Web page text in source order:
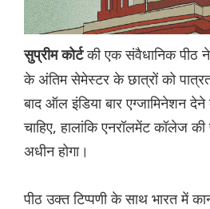
सुप्रीम कोर्टकी एक संवैधानिक पीठ
के अंतिम सेमेस्टर के छात्रों को
बाद ऑल इंडिया बार एग्जामिनेशन
चाहिए, हालांकि एनरॉलमेंट कॉलेज की
अधीन होगा।
पीठ उक्त टिप्‍पणी के साथ भारत में